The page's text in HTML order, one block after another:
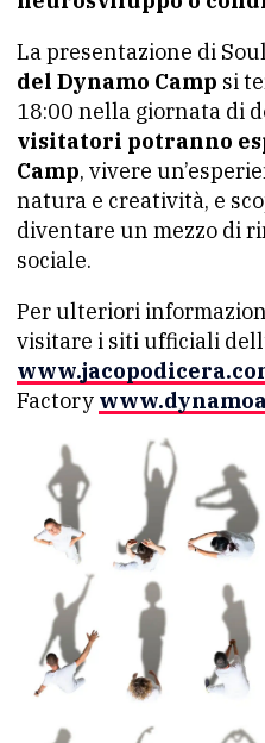
La presentazione di
del Dynamo Camp si
18:00 nella giornata di
visitatori potranno
Camp, vivere
natura e creatività, e
diventare un mezzo di
sociale.
Per ulteriori
visitare i siti ufficiali
Factory